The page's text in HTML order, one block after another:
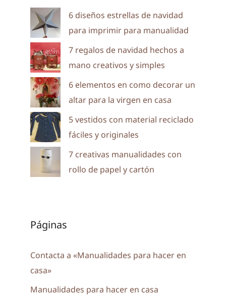
6 diseños estrellas de navidad
para imprimir para manualidad
7 regalos de navidad hechos a
mano creativos y simples
6 elementos en como decorar un
altar para la virgen en casa
5 vestidos con material reciclado
fáciles y originales
7 creativas manualidades con
rollo de papel y cartón
Páginas
Contacta a «Manualidades para hacer en
casa»
Manualidades para hacer en casa